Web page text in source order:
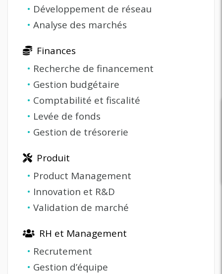
• Développement de réseau
• Analyse des marchés
Finances
• Recherche de financement
• Gestion budgétaire
• Comptabilité et fiscalité
• Levée de fonds
• Gestion de trésorerie
Produit
• Product Management
• Innovation et R&D
• Validation de marché
RH et Management
• Recrutement
• Gestion d’équipe